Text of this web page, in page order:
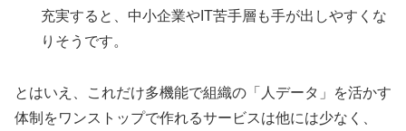
充実すると、中小企業やIT苦手層も手が出しやすくな
りそうです。
とはいえ、これだけ多機能で組織の「人データ」を活かす
体制をワンストップで作れるサービスは他には少なく、